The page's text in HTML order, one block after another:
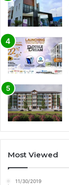
Most Viewed
11/30/2019